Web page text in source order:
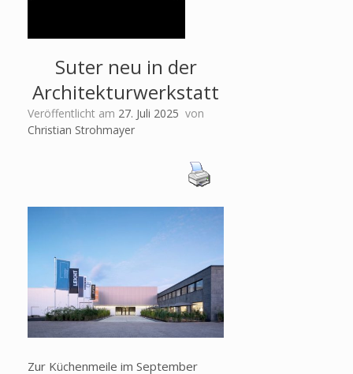
Suter neu in der
Architekturwerkstatt
Veröffentlicht am 27. Juli 2025 von
Christian Strohmayer
Zur Küchenmeile im September